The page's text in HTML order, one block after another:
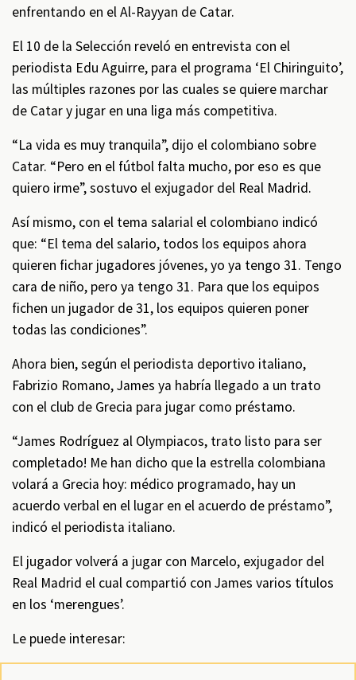
enfrentando en el Al-Rayyan de Catar.
El 10 de la Selección reveló en entrevista con el
periodista Edu Aguirre, para el programa ‘El Chiringuito’,
las múltiples razones por las cuales se quiere marchar
de Catar y jugar en una liga más competitiva.
“La vida es muy tranquila”, dijo el colombiano sobre
Catar. “Pero en el fútbol falta mucho, por eso es que
quiero irme”, sostuvo el exjugador del Real Madrid.
Así mismo, con el tema salarial el colombiano indicó
que: “El tema del salario, todos los equipos ahora
quieren fichar jugadores jóvenes, yo ya tengo 31. Tengo
cara de niño, pero ya tengo 31. Para que los equipos
fichen un jugador de 31, los equipos quieren poner
todas las condiciones”.
Ahora bien, según el periodista deportivo italiano,
Fabrizio Romano, James ya habría llegado a un trato
con el club de Grecia para jugar como préstamo.
“James Rodríguez al Olympiacos, trato listo para ser
completado! Me han dicho que la estrella colombiana
volará a Grecia hoy: médico programado, hay un
acuerdo verbal en el lugar en el acuerdo de préstamo”,
indicó el periodista italiano.
El jugador volverá a jugar con Marcelo, exjugador del
Real Madrid el cual compartió con James varios títulos
en los ‘merengues’.
Le puede interesar: